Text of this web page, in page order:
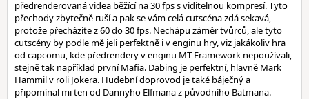
předrenderovaná videa běžící na 30 fps s viditelnou kompresí. Tyto
přechody zbytečně ruší a pak se vám celá cutscéna zdá sekavá,
protože přecházíte z 60 do 30 fps. Nechápu záměr tvůrců, ale tyto
cutscény by podle mě jeli perfektně i v enginu hry, viz jakákoliv hra
od capcomu, kde předrendery v enginu MT Framework nepoužívali,
stejně tak například první Mafia. Dabing je perfektní, hlavně Mark
Hammil v roli Jokera. Hudební doprovod je také báječný a
připomínal mi ten od Dannyho Elfmana z původního Batmana.